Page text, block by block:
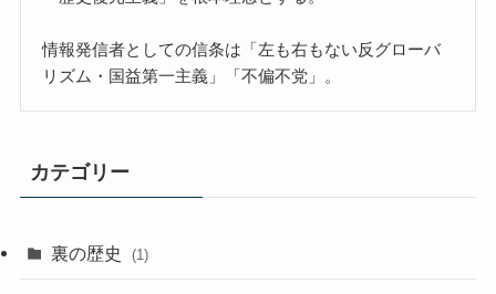
情報発信者としての信条は「左も右もない反グローバ
リズム・国益第一主義」「不偏不党」。
カテゴリー
裏の歴史 (1)